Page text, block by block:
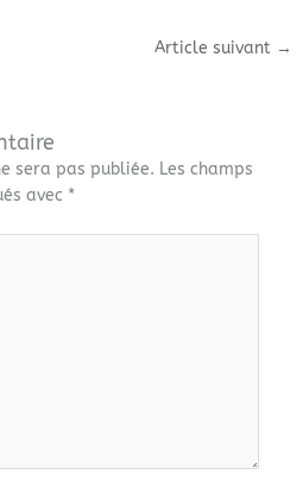
Article suivant →
sera pas publiée. Les champs
avec *